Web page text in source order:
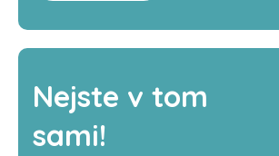
Nejste v tom
sami!